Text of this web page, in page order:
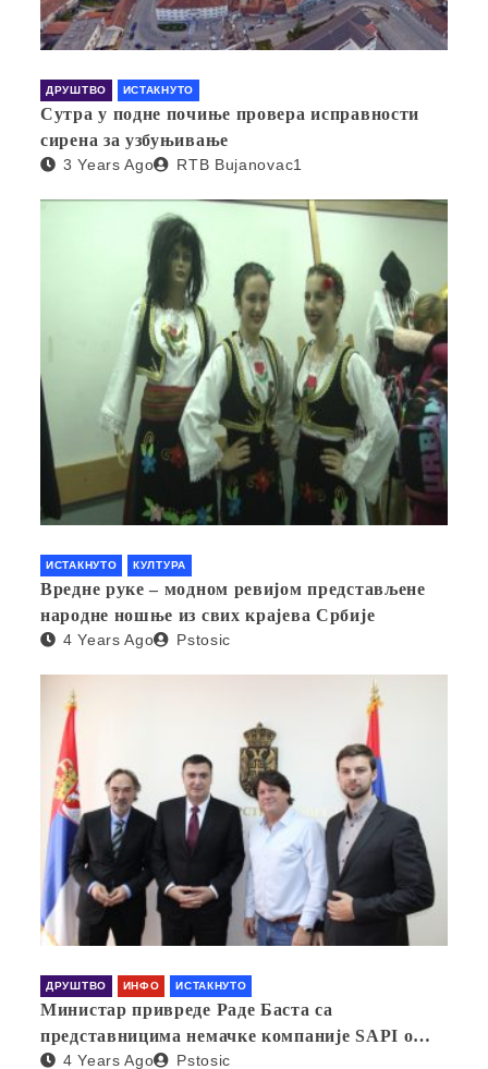
ДРУШТВО ИСТАКНУТО
Сутра у подне почиње провера исправности
сирена за узбуњивање
3 Years Ago RTB Bujanovac1
ИСТАКНУТО КУЛТУРА
Вредне руке – модном ревијом представљене
народне ношње из свих крајева Србије
4 Years Ago Pstosic
ДРУШТВО ИНФО ИСТАКНУТО
Министар привреде Раде Баста са
представницима немачке компаније SAPI о
отварању фабрике у Србији
4 Years Ago Pstosic